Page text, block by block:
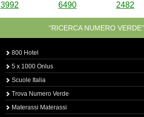
3992 6490 2482
“RICERCA NUMERO VERDE”
800 Hotel
5 x 1000 Onlus
Scuole Italia
Trova Numero Verde
Materassi Materassi